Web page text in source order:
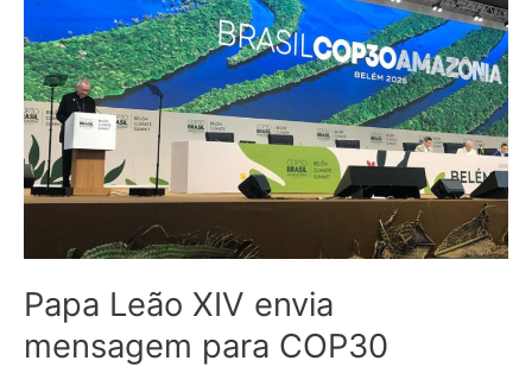
Papa Leão XIV envia
mensagem para COP30
envia
mensagem
para
COP30